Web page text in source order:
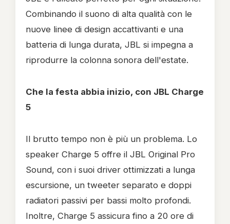
Combinando il suono di alta qualità con le
nuove linee di design accattivanti e una
batteria di lunga durata, JBL si impegna a
riprodurre la colonna sonora dell'estate.
Che la festa abbia inizio, con JBL Charge
5
Il brutto tempo non è più un problema. Lo
speaker Charge 5 offre il JBL Original Pro
Sound, con i suoi driver ottimizzati a lunga
escursione, un tweeter separato e doppi
radiatori passivi per bassi molto profondi.
Inoltre, Charge 5 assicura fino a 20 ore di